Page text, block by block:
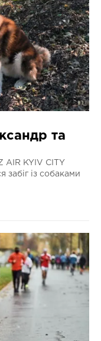
та
AIR KYIV CITY
забіг із собаками